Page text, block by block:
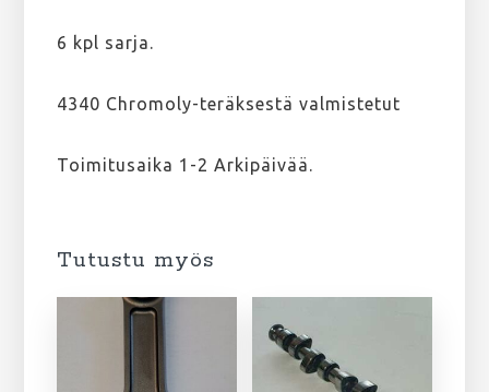
6 kpl sarja.
4340 Chromoly-teräksestä valmistetut
Toimitusaika 1-2 Arkipäivää.
Tutustu myös